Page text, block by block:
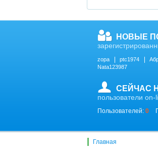
НОВЫЕ
zopa ptc1974
Nata123987
СЕЙЧАС
пользователи on-
Пользователей: 0
Главная